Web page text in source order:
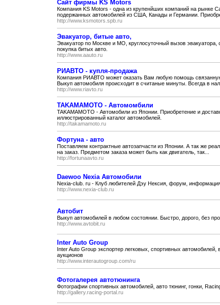
Сайт фирмы KS Motors
Компания KS Motors - одна из крупенйших компаний на рынке
подержанных автомобилей из США, Канады и Германии.
http://www.ksmotors.spb.ru
Эвакуатор, битые авто,
Эвакуатор по Москве и МО, круглосуточный вызов
покупка битых авто.
http://www.aauto.ru
РИАВТО - купля-продажа
Компания РИАВТО может оказать Вам любую помощь
Выкуп автомобиля происходит в считаные минуты. Всегда в
http://www.riavto.ru
TAKAMAMOTO - Автомомбили
TAKAMAMOTO - Автомобили из Японии. Приобретение и
иллюстрированный каталог автомобилей.
http://takamamoto.ru
Фортуна - авто
Поставляем контрактные автозапчасти из Японии. А так же
на заказ. Предметом заказа может быть как двигатель, так...
http://fortunaavto.ru
Daewoo Nexia Автомобили
Nexia-club. ru - Клуб любителей Дэу Нексия, форум,
http://www.nexia-club.ru
Автобит
Выкуп автомобилей в любом состоянии. Быстро, дорого, без
http://www.avtobit.ru
Inter Auto Group
Inter Auto Group экспортер легковых, спортивных
аукционов
http://www.interautogroup.com/ru
Фотогалерея автотюнинга
Фотографии спортивных автомобилей, авто тюнинг, гонки,
http://gallery.racing-portal.ru